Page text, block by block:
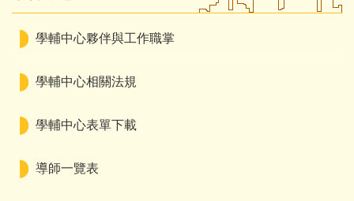
學輔中心夥伴與工作職掌
學輔中心相關法規
學輔中心表單下載
導師一覽表